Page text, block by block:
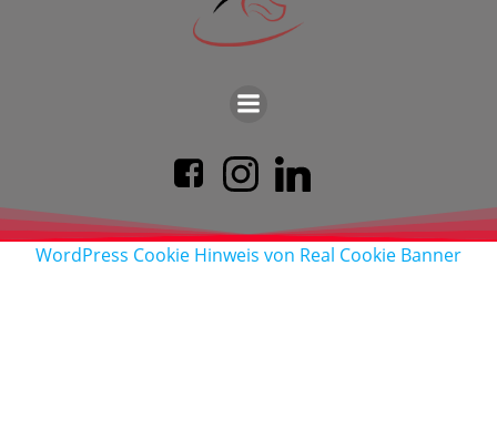
WordPress Cookie Hinweis von Real Cookie Banner